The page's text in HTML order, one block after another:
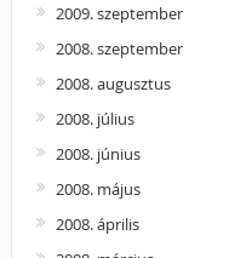
2009. szeptember
2008. szeptember
2008. augusztus
2008. július
2008. június
2008. május
2008. április